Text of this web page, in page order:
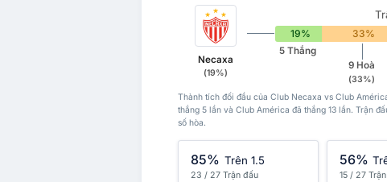
Necaxa
(19%)
19% 33%
5 Thắng
9 Hoà
(33%)
Thành tích đối đầu của Club Necaxa vs Club
thắng 5 lần và Club América đã thắng 13 lần. Trận
số hòa.
85% Trên 1.5
23 / 27 Trận đấu
56%
15 / 27